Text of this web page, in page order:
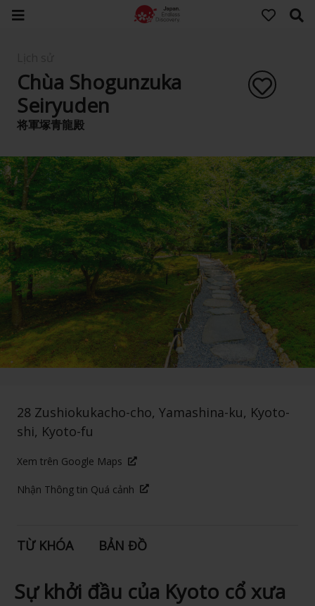
Chùa Shogunzuka
Seiryuden
将軍塚青龍殿
28 Zushiokukacho-cho, Yamashina-ku, Kyoto-
shi, Kyoto-fu
Xem trên Google Maps
Nhận Thông tin Quá cảnh
TỪ KHÓA BẢN ĐỒ
Sự khởi đầu của Kyoto cổ xưa